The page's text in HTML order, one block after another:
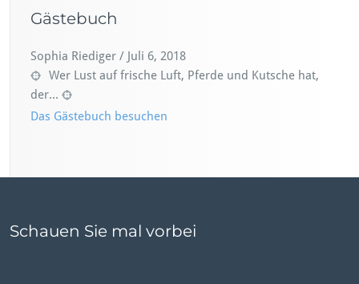
Gästebuch
Sophia Riediger / Juli 6, 2018
Wer Lust auf frische Luft, Pferde und Kutsche hat,
der...
Das Gästebuch besuchen
Schauen Sie mal vorbei